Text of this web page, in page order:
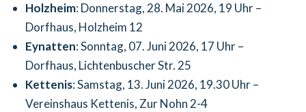
Holzheim: Donnerstag, 28. Mai 2026, 19 Uhr –
Dorfhaus, Holzheim 12
Eynatten: Sonntag, 07. Juni 2026, 17 Uhr –
Dorfhaus, Lichtenbuscher Str. 25
Kettenis: Samstag, 13. Juni 2026, 19.30 Uhr –
Vereinshaus Kettenis, Zur Nohn 2-4